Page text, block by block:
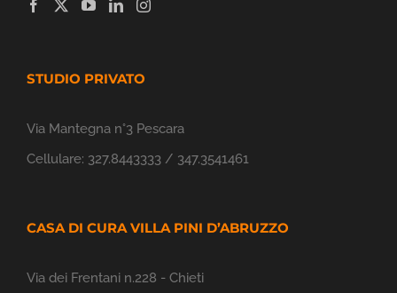
STUDIO PRIVATO
Via Mantegna n°3 Pescara
Cellulare: 327.8443333 / 347.3541461
CASA DI CURA VILLA PINI D’ABRUZZO
Via dei Frentani n.228 - Chieti